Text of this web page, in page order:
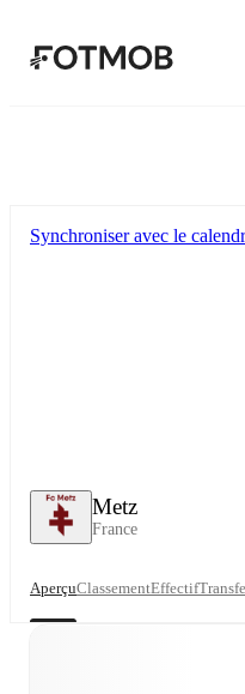
Metz
France
Synchroniser avec le
AperçuClassementEffectif